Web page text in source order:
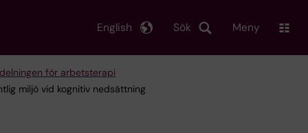
Sök
English Meny
för arbetsterapi
miljö vid kognitiv nedsättning